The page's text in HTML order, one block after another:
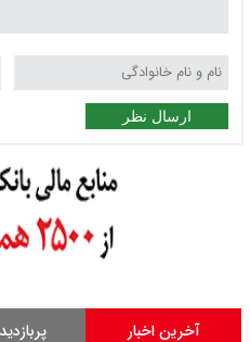
ارسال نظر
آخرین اخبار